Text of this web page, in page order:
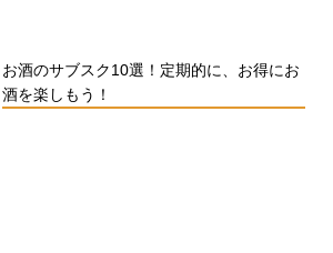
お酒のサブスク10選！定期的に、お得にお
酒を楽しもう！